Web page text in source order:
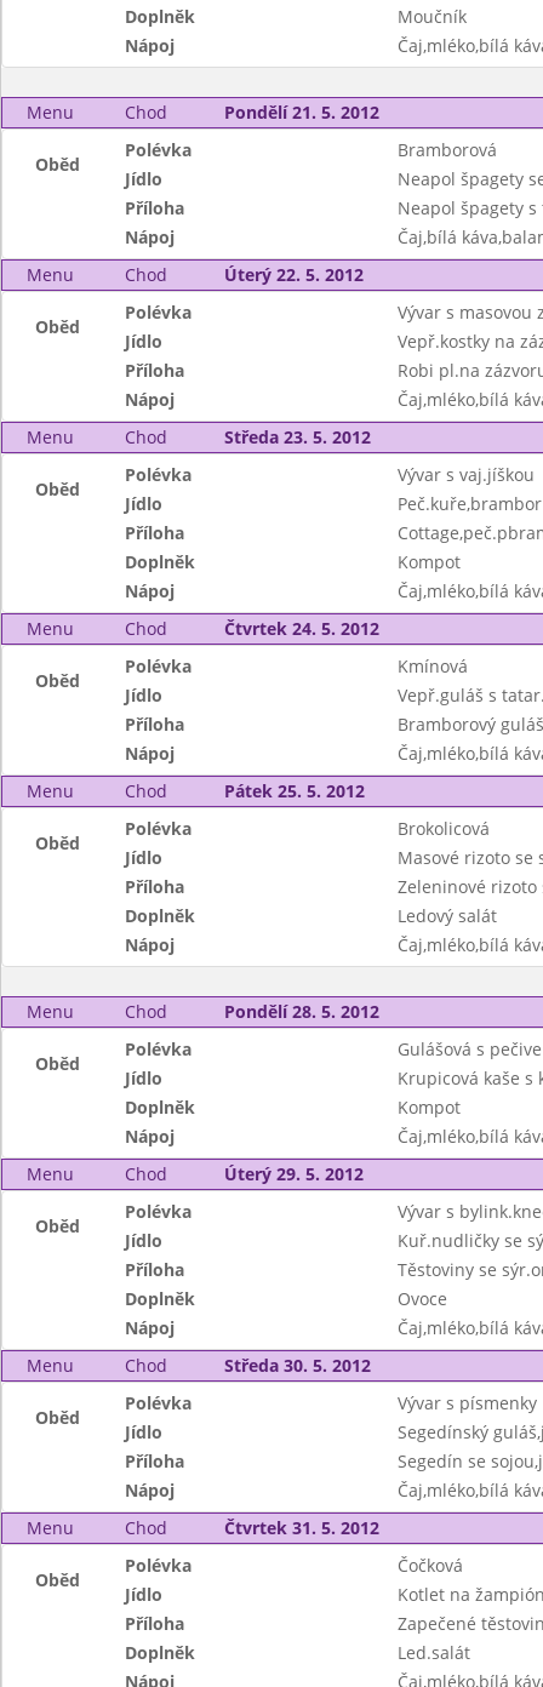
Doplněk
Moučník
Nápoj
Čaj,mléko,bílá
Menu Chod Pondělí 21. 5. 2012
Oběd
Polévka
Bramborová
Jídlo
Neapol špagety
Příloha
Neapol špagety
Nápoj
Čaj,bílá
Menu
Chod Úterý 22. 5. 2012
Oběd
Polévka
Vývar s masovou
Jídlo
Vepř.kostky na
Příloha
Robi pl.na
Nápoj
Čaj,mléko,bílá
Menu
Chod Středa 23. 5. 2012
Oběd
Polévka
Vývar s vaj.jíškou
Jídlo
Peč.kuře,brambor
Příloha
Doplněk
Kompot
Nápoj
Čaj,mléko,bílá
Menu
Chod Čtvrtek 24. 5. 2012
Oběd
Polévka
Kmínová
Jídlo
Vepř.guláš s
Příloha
Bramborový guláš
Nápoj
Čaj,mléko,bílá
Menu
Chod Pátek 25. 5. 2012
Oběd
Polévka
Brokolicová
Jídlo
Masové rizoto se
Příloha
Zeleninové rizoto
Doplněk
Ledový salát
Nápoj
Čaj,mléko,bílá
Menu Chod Pondělí 28. 5. 2012
Oběd
Polévka
Gulášová s
Jídlo
Krupicová kaše s
Doplněk
Kompot
Nápoj
Čaj,mléko,bílá
Menu
Chod Úterý 29. 5. 2012
Oběd
Polévka
Vývar s
Jídlo
Kuř.nudličky se
Příloha
Těstoviny se
Doplněk
Ovoce
Nápoj
Čaj,mléko,bílá
Menu
Chod Středa 30. 5. 2012
Oběd
Polévka
Vývar s písmenky
Jídlo
Segedínský
Příloha
Segedín se
Nápoj
Čaj,mléko,bílá
Menu
Chod Čtvrtek 31. 5. 2012
Oběd
Polévka
Čočková
Jídlo
Kotlet na
Příloha
Zapečené
Doplněk
Led.salát
Nápoj
Čaj,mléko,bílá